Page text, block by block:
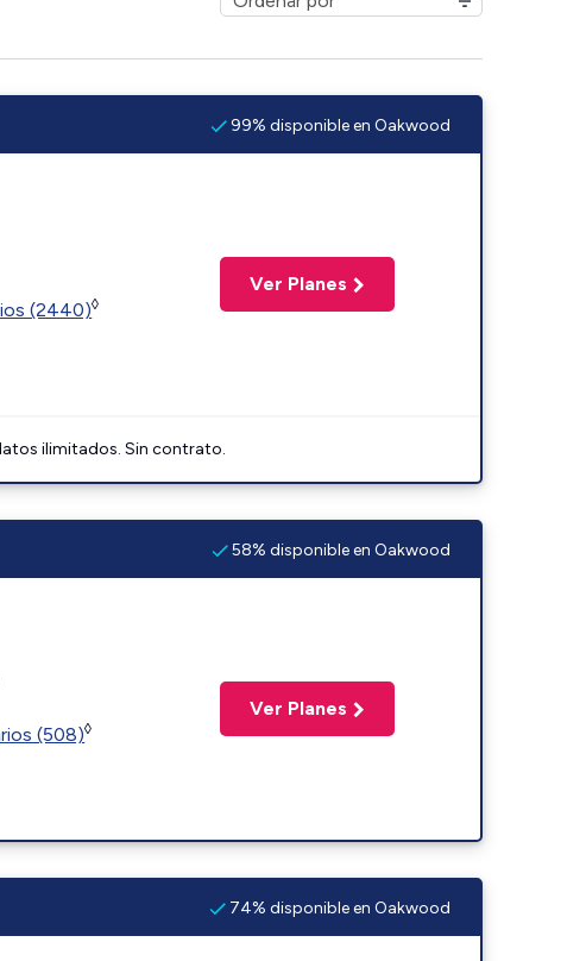
99% disponible en Oakwood
(2440)◊
Ver Planes
ilimitados. Sin contrato.
58% disponible en Oakwood
(508)◊
Ver Planes
74% disponible en Oakwood